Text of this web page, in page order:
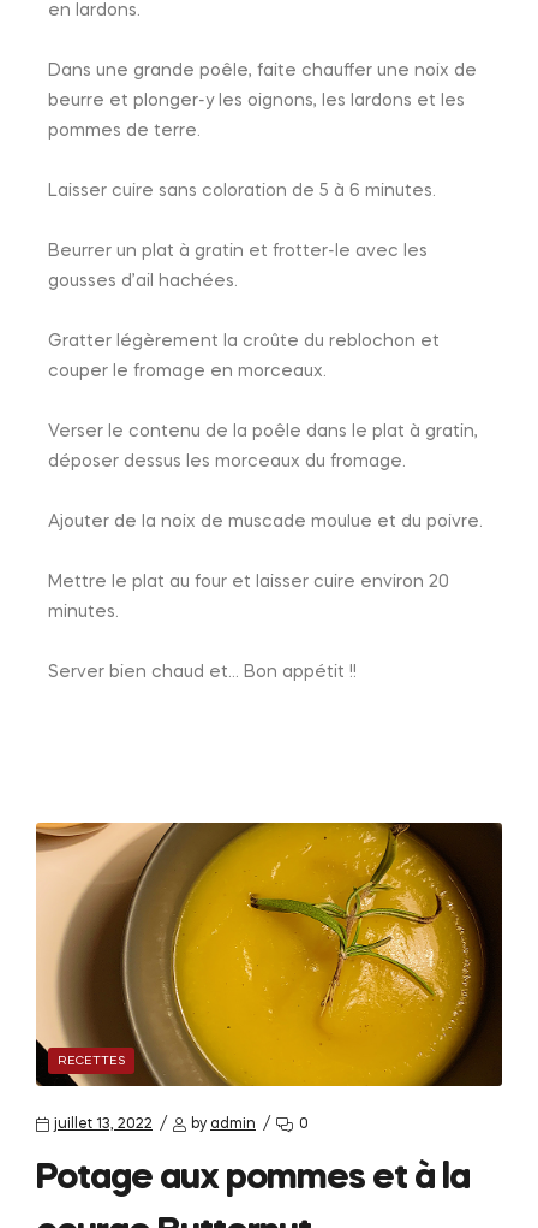
en lardons.
Dans une grande poêle, faite chauffer une noix de
beurre et plonger-y les oignons, les lardons et les
pommes de terre.
Laisser cuire sans coloration de 5 à 6 minutes.
Beurrer un plat à gratin et frotter-le avec les
gousses d’ail hachées.
Gratter légèrement la croûte du reblochon et
couper le fromage en morceaux.
Verser le contenu de la poêle dans le plat à gratin,
déposer dessus les morceaux du fromage.
Ajouter de la noix de muscade moulue et du poivre.
Mettre le plat au four et laisser cuire environ 20
minutes.
Server bien chaud et… Bon appétit !!
RECETTES
juillet 13, 2022 by admin 0
Potage aux pommes et à la